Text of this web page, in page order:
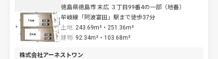
徳島県徳島市 末広 ３丁目99番4の一部（地番）
牟岐線「阿波富田」駅まで徒歩37分
土地 243.69m²・251.36m²
建物 92.34m²・103.68m²
株式会社アーネストワン